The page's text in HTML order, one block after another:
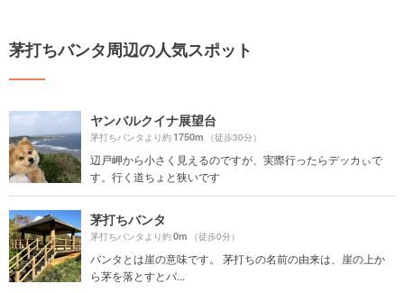
茅打ちバンタ周辺の人気スポット
ヤンバルクイナ展望台
茅打ちバンタより約1750m （徒歩30分）
辺戸岬から小さく見えるのですが、実際行ったらデッカぃで
す。行く道ちょと狭いです
茅打ちバンタ
茅打ちバンタより約0m （徒歩0分）
バンタとは崖の意味です。 茅打ちの名前の由来は、崖の上か
ら茅を落とすとバ...